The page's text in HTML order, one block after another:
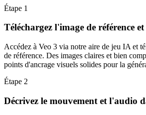
Étape 1
Téléchargez l'image de référence et
Accédez à Veo 3 via notre aire de jeu IA et
de référence. Des images claires et bien
points d'ancrage visuels solides pour la
Étape 2
Décrivez le mouvement et l'audio